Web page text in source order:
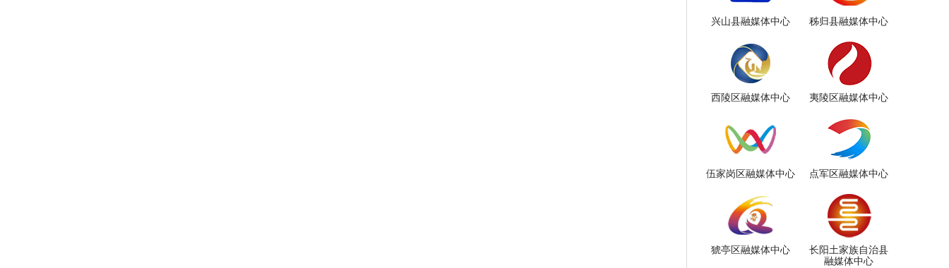
兴山县融媒体中心 秭归县融媒体中心
西陵区融媒体中心 夷陵区融媒体中心
伍家岗区融媒体中心 点军区融媒体中心
猇亭区融媒体中心
长阳土家族自治县
融媒体中心